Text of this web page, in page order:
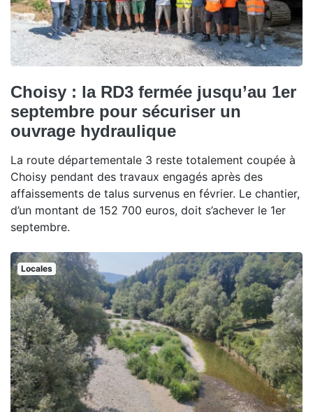
Choisy : la RD3 fermée jusqu’au 1er
septembre pour sécuriser un
ouvrage hydraulique
La route départementale 3 reste totalement coupée à
Choisy pendant des travaux engagés après des
affaissements de talus survenus en février. Le chantier,
d’un montant de 152 700 euros, doit s’achever le 1er
septembre.
Locales